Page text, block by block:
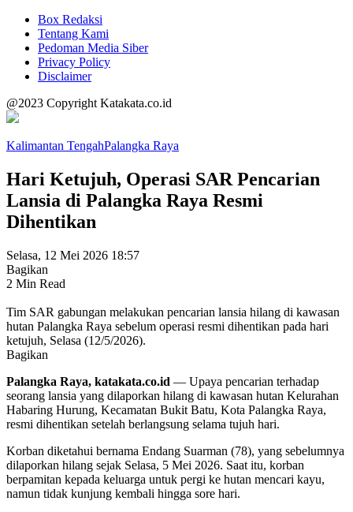
Box Redaksi
Tentang Kami
Pedoman Media Siber
Privacy Policy
Disclaimer
@2023 Copyright Katakata.co.id
Kalimantan TengahPalangka Raya
Hari Ketujuh, Operasi SAR Pencarian
Lansia di Palangka Raya Resmi
Dihentikan
Selasa, 12 Mei 2026 18:57
Bagikan
2 Min Read
Tim SAR gabungan melakukan pencarian lansia hilang di kawasan
hutan Palangka Raya sebelum operasi resmi dihentikan pada hari
ketujuh, Selasa (12/5/2026).
Bagikan
Palangka Raya, katakata.co.id — Upaya pencarian terhadap
seorang lansia yang dilaporkan hilang di kawasan hutan Kelurahan
Habaring Hurung, Kecamatan Bukit Batu, Kota Palangka Raya,
resmi dihentikan setelah berlangsung selama tujuh hari.
Korban diketahui bernama Endang Suarman (78), yang sebelumnya
dilaporkan hilang sejak Selasa, 5 Mei 2026. Saat itu, korban
berpamitan kepada keluarga untuk pergi ke hutan mencari kayu,
namun tidak kunjung kembali hingga sore hari.